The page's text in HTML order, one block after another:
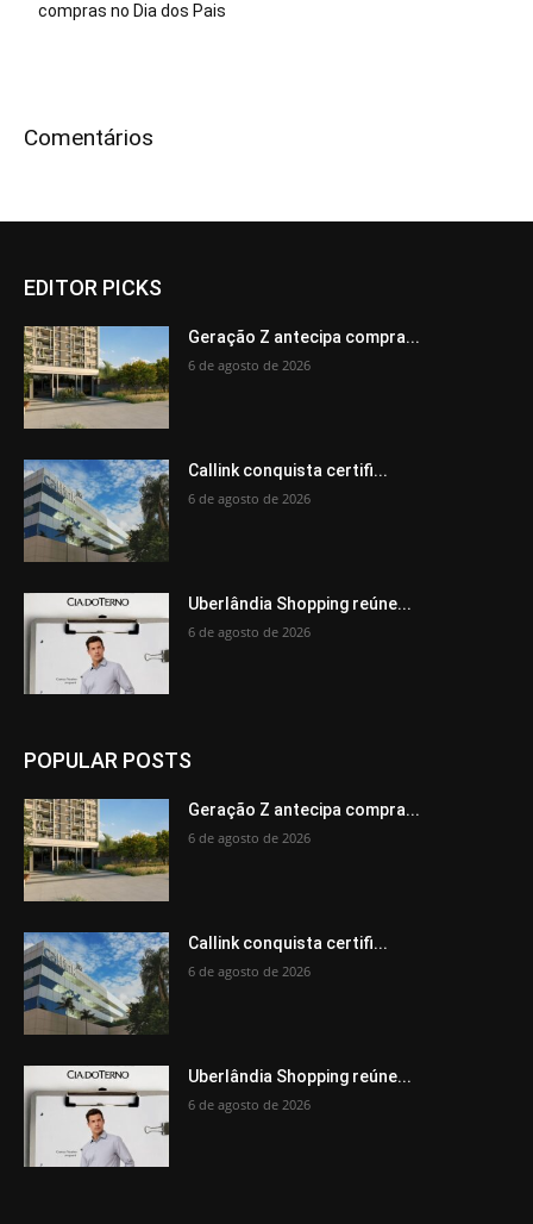
compras no Dia dos Pais
Comentários
EDITOR PICKS
Geração Z antecipa compra...
6 de agosto de 2026
Callink conquista certifi...
6 de agosto de 2026
Uberlândia Shopping reúne...
6 de agosto de 2026
POPULAR POSTS
Geração Z antecipa compra...
6 de agosto de 2026
Callink conquista certifi...
6 de agosto de 2026
Uberlândia Shopping reúne...
6 de agosto de 2026